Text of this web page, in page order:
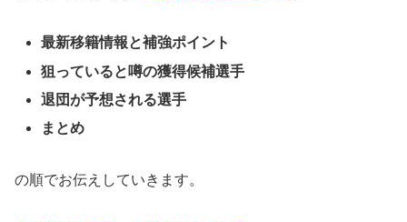
最新移籍情報と補強ポイント
狙っていると噂の獲得候補選手
退団が予想される選手
まとめ
の順でお伝えしていきます。